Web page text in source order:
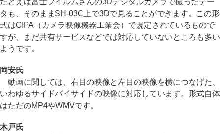
たとえば富士フイルムさんの3Dデジタルカメラで撮ったデー
タも、そのままSH-03C上で3Dで見ることができます。この形
式はCIPA（カメラ映像機器工業会）で規定されているもので
すが、まだ共有サービスなどでは対応していないところも多い
ようです。
岡安氏
動画に関しては、右目の映像と左目の映像を横につなげた、
いわゆるサイドバイサイドの映像に対応しています。形式自体
はただのMP4やWMVです。
木戸氏